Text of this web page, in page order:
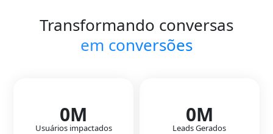
Transformando conversas
em conversões
0M
Usuários impactados
0M
Leads Gerados